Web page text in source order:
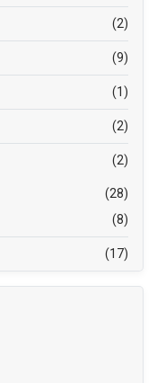
(2)
(9)
(1)
(2)
(2)
(28)
(8)
(17)